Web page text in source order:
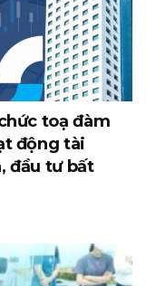
toạ đàm
động tài
đầu tư bất